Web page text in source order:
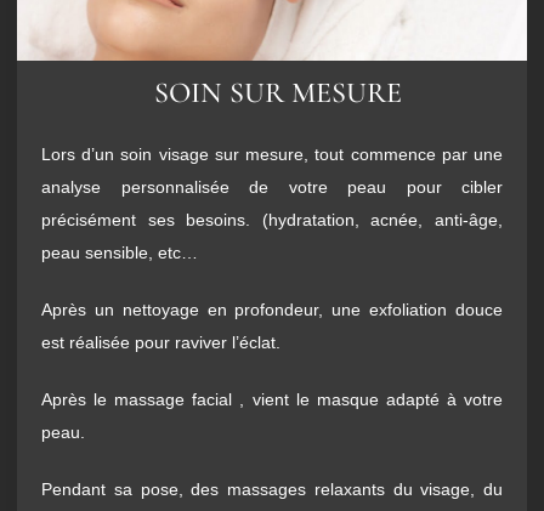
SOIN SUR MESURE
Lors d’un soin visage sur mesure, tout commence par une
analyse personnalisée de votre peau pour cibler
précisément ses besoins. (hydratation, acnée, anti-âge,
peau sensible, etc…
Après un nettoyage en profondeur, une exfoliation douce
est réalisée pour raviver l’éclat.
Après le massage facial , vient le masque adapté à votre
peau.
Pendant sa pose, des massages relaxants du visage, du